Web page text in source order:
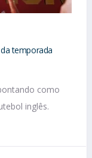
temporada
como
inglês.